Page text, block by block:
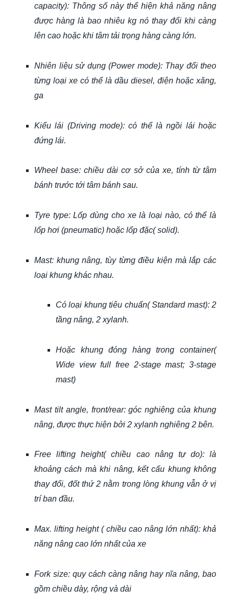
capacity): Thông số này thể hiện khả năng nâng
được hàng là bao nhiêu kg nó thay đổi khi càng
lên cao hoặc khi tâm tải trọng hàng càng lớn.
Nhiên liệu sử dụng (Power mode): Thay đổi theo
từng loại xe có thể là dầu diesel, điện hoặc xăng,
ga
Kiểu lái (Driving mode): có thể là ngồi lái hoặc
đứng lái.
Wheel base: chiều dài cơ sở của xe, tính từ tâm
bánh trước tới tâm bánh sau.
Tyre type: Lốp dùng cho xe là loại nào, có thể là
lốp hơi (pneumatic) hoặc lốp đặc( solid).
Mast: khung nâng, tùy từng điều kiện mà lắp các
loại khung khác nhau.
Có loại khung tiêu chuẩn( Standard mast): 2
tầng nâng, 2 xylanh.
Hoặc khung đóng hàng trong container(
Wide view full free 2-stage mast; 3-stage
mast)
Mast tilt angle, front/rear: góc nghiêng của khung
nâng, được thực hiện bởi 2 xylanh nghiêng 2 bên.
Free lifting height( chiều cao nâng tự do): là
khoảng cách mà khi nâng, kết cấu khung không
thay đổi, đốt thứ 2 nằm trong lòng khung vẫn ở vị
trí ban đầu.
Max. lifting height ( chiều cao nâng lớn nhất): khả
năng nâng cao lớn nhất của xe
Fork size: quy cách càng nâng hay nĩa nâng, bao
gồm chiều dày, rộng và dài